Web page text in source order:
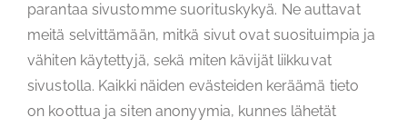
parantaa sivustomme suorituskykyä. Ne auttavat
meitä selvittämään, mitkä sivut ovat suosituimpia ja
vähiten käytettyjä, sekä miten kävijät liikkuvat
sivustolla. Kaikki näiden evästeiden keräämä tieto
on koottua ja siten anonyymia, kunnes lähetät